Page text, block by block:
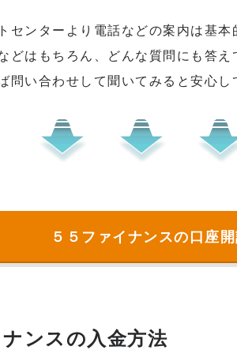
センターより電話などの案内は基
どはもちろん、どんな質問にも答
問い合わせして聞いてみると安心
５５ファイナンスの口座
ナンスの入金方法